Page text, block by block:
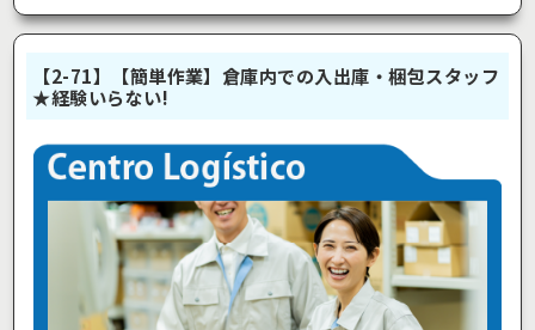
【2-71】【簡単作業】倉庫内での入出庫・梱包スタッフ
★経験いらない!